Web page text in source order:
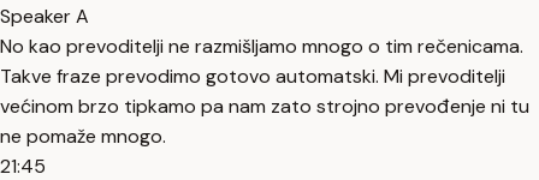
Speaker A
No kao prevoditelji ne razmišljamo mnogo o tim rečenicama.
Takve fraze prevodimo gotovo automatski. Mi prevoditelji
većinom brzo tipkamo pa nam zato strojno prevođenje ni tu
ne pomaže mnogo.
21:45